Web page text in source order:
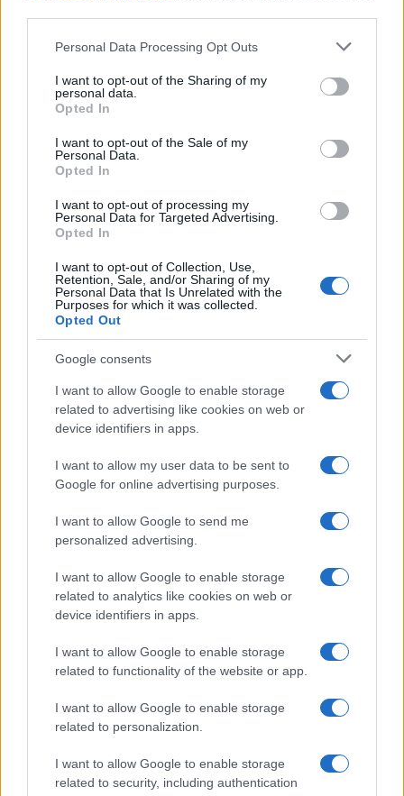
Please note that this website/app uses one or more Google
not limited to your visit or usage behaviour. You may click to
grant or deny consent to Google and its third-party tags to
use your data for below specified purposes in below Google
consent section.
Personal Data Processing Opt Outs
I want to opt-out of the Sharing of my
personal data.
Opted In
I want to opt-out of the Sale of my
Personal Data.
Opted In
I want to opt-out of processing my
Personal Data for Targeted Advertising.
Opted In
I want to opt-out of Collection, Use,
Retention, Sale, and/or Sharing of my
Personal Data that Is Unrelated with the
Purposes for which it was collected.
Opted Out
Google consents
I want to allow Google to enable storage
related to advertising like cookies on web or
device identifiers in apps.
I want to allow my user data to be sent to
Google for online advertising purposes.
I want to allow Google to send me
personalized advertising.
I want to allow Google to enable storage
related to analytics like cookies on web or
device identifiers in apps.
I want to allow Google to enable storage
related to functionality of the website or app.
I want to allow Google to enable storage
related to personalization.
I want to allow Google to enable storage
related to security, including authentication
RICETTE DELLA NONNA
Torta della nonna senza latte e burro: ricetta leggera
Camilla Bellini · 2 Ago 2026
RICETTE DELLA NONNA
Cannelloni della nonna: come ottenere sfoglia, ripieno
Edoardo Castellucci · 2 Ago 2026
PIÙ LETTI
Dalla panetteria di famiglia ai social: la storia di Aileen
Chin, icona della cucina tradizionale